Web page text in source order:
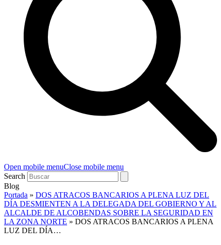
Open mobile menuClose mobile menu
Search
Blog
Portada » DOS ATRACOS BANCARIOS A PLENA LUZ DEL
DÍA DESMIENTEN A LA DELEGADA DEL GOBIERNO Y AL
ALCALDE DE ALCOBENDAS SOBRE LA SEGURIDAD EN
LA ZONA NORTE » DOS ATRACOS BANCARIOS A PLENA
LUZ DEL DÍA…